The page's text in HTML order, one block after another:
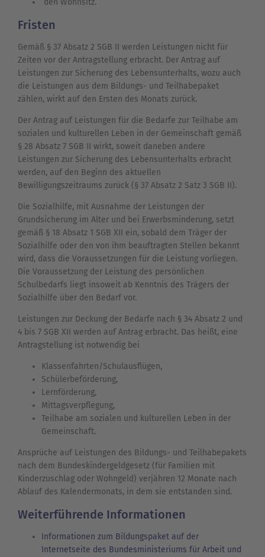
den Wohnsitz.
Fristen
Gemäß § 37 Absatz 2 SGB II werden Leistungen nicht für
Zeiten vor der Antragstellung erbracht. Der Antrag auf
Leistungen zur Sicherung des Lebensunterhalts, wozu auch
die Leistungen aus dem Bildungs- und Teilhabepaket
zählen, wirkt auf den Ersten des Monats zurück.
Der Antrag auf Leistungen für die Bedarfe zur Teilhabe am
sozialen und kulturellen Leben in der Gemeinschaft gemäß
§ 28 Absatz 7 SGB II wirkt, soweit daneben andere
Leistungen zur Sicherung des Lebensunterhalts erbracht
werden, auf den Beginn des aktuellen
Bewilligungszeitraums zurück (§ 37 Absatz 2 Satz 3 SGB II).
Die Sozialhilfe, mit Ausnahme der Leistungen der
Grundsicherung im Alter und bei Erwerbsminderung, setzt
gemäß § 18 Absatz 1 SGB XII ein, sobald dem Träger der
Sozialhilfe oder den von ihm beauftragten Stellen bekannt
wird, dass die Voraussetzungen für die Leistung vorliegen.
Die Voraussetzung der Leistung des persönlichen
Schulbedarfs liegt insoweit ab Kenntnis des Trägers der
Sozialhilfe über den Bedarf vor.
Leistungen zur Deckung der Bedarfe nach § 34 Absatz 2 und
4 bis 7 SGB XII werden auf Antrag erbracht. Das heißt, eine
Antragstellung ist notwendig bei
Klassenfahrten/Schulausflügen,
Schülerbeförderung,
Lernförderung,
Mittagsverpflegung,
Teilhabe am sozialen und kulturellen Leben in der
Gemeinschaft.
Ansprüche auf Leistungen des Bildungs- und Teilhabepakets
nach dem Bundeskindergeldgesetz (für Familien mit
Kinderzuschlag oder Wohngeld) verjähren 12 Monate nach
Ablauf des Kalendermonats, in dem sie entstanden sind.
Weiterführende Informationen
Informationen zum Bildungspaket auf der
Internetseite des Bundesministeriums für Arbeit und